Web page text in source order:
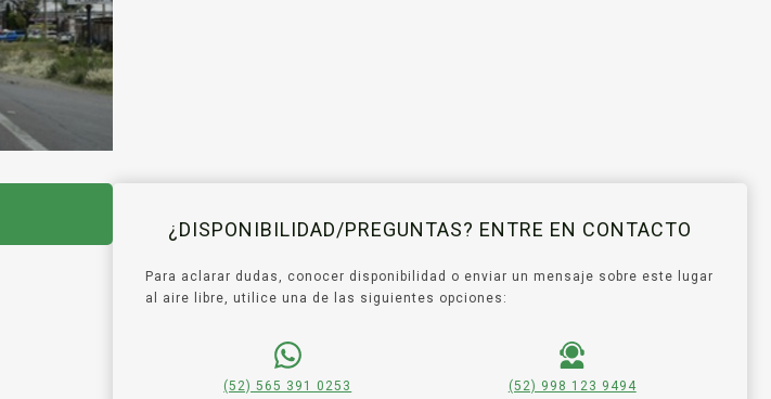
¿DISPONIBILIDAD/PREGUNTAS? ENTRE EN CONTACTO
Para aclarar dudas, conocer disponibilidad o enviar un mensaje sobre este lugar
al aire libre, utilice una de las siguientes opciones:
(52) 565 391 0253 (52) 998 123 9494